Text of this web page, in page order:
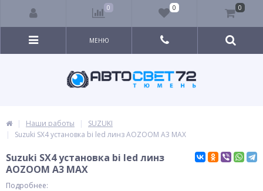
МЕНЮ
Наши работы
SUZUKI
Suzuki SX4 установка bi led линз AOZOOM A3 MAX
Suzuki SX4 установка bi led линз
AOZOOM A3 MAX
Подробнее:
0 0 0